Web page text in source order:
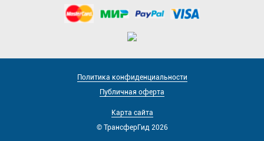
Политика конфиденциальности
Публичная оферта
Карта сайта
© ТрансферГид 2026